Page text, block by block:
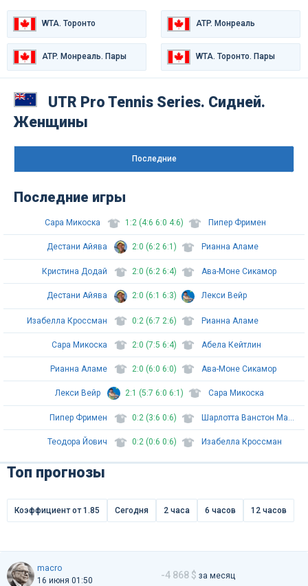
WTA. Торонто ATP. Монреаль
ATP. Монреаль. Пары WTA. Торонто. Пары
UTR Pro Tennis Series. Сидней.
Женщины
Последниe
Последние игры
Сара Микоска 1:2 (4:6 6:0 4:6) Пипер Фримен
Дестани Айява 2:0 (6:2 6:1) Рианна Аламе
Кристина Додай 2:0 (6:2 6:4) Ава-Моне Сикамор
Дестани Айява 2:0 (6:1 6:3) Лекси Вейр
Изабелла Кроссман 0:2 (6:7 2:6) Рианна Аламе
Сара Микоска 2:0 (7:5 6:4) Абела Кейтлин
Рианна Аламе 2:0 (6:0 6:0) Ава-Моне Сикамор
Лекси Вейр 2:1 (5:7 6:0 6:1) Сара Микоска
Пипер Фримен 0:2 (3:6 0:6) Шарлотта Ванстон МакГрат
Теодора Йович 0:2 (0:6 0:6) Изабелла Кроссман
Топ прогнозы
Коэффициент от 1.85 Сегодня 2 часа 6 часов 12 часов
macro
16 июня 01:50
-4 868 $ за месяц